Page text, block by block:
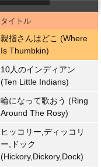
タイトル
親指さんはどこ (Where
Is Thumbkin)
10人のインディアン
(Ten Little Indians)
輪になって歌おう (Ring
Around The Rosy)
ヒッコリー,ディッコリ
ー,ドック
(Hickory,Dickory,Dock)